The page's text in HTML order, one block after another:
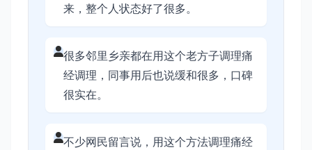
来，整个人状态好了很多。
很多邻里乡亲都在用这个老方子调理痛
经调理，同事用后也说缓和很多，口碑
很实在。
不少网民留言说，用这个方法调理痛经